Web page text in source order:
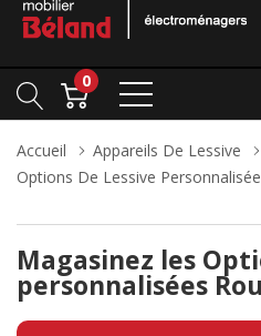
0
Accueil
Appareils De Lessive
Options De Lessive
Magasinez les
personnalisées